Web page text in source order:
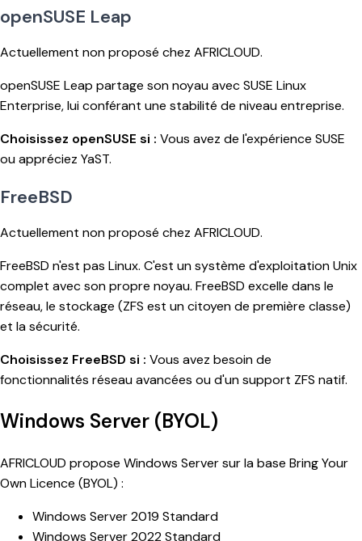
openSUSE Leap
Actuellement non proposé chez AFRICLOUD.
openSUSE Leap partage son noyau avec SUSE Linux
Enterprise, lui conférant une stabilité de niveau entreprise.
Choisissez openSUSE si : Vous avez de l'expérience SUSE
ou appréciez YaST.
FreeBSD
Actuellement non proposé chez AFRICLOUD.
FreeBSD n'est pas Linux. C'est un système d'exploitation Unix
complet avec son propre noyau. FreeBSD excelle dans le
réseau, le stockage (ZFS est un citoyen de première classe)
et la sécurité.
Choisissez FreeBSD si : Vous avez besoin de
fonctionnalités réseau avancées ou d'un support ZFS natif.
Windows Server (BYOL)
AFRICLOUD propose Windows Server sur la base Bring Your
Own Licence (BYOL) :
Windows Server 2019 Standard
Windows Server 2022 Standard